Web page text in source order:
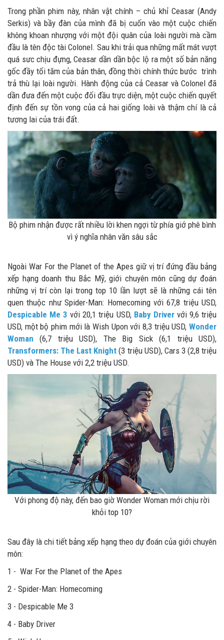
Trong phần phim này, nhân vật chính – chủ khỉ Ceasar (Andy
Serkis) và bầy đàn của mình đã bị cuốn vào một cuộc chiến
không khoan nhượng với một đội quân của loài người mà cầm
đầu là tên độc tài Colonel. Sau khi trải qua những mất mát vượt
quá sưc chịu đựng, Ceasar dần dần bộc lộ ra một số bản năng
gốc đầy tối tăm của bản thân, đồng thời chính thức bước trình
trả thù lại loài người. Hành động của cả Ceasar và Colonel đã
dần đưa đến một cuộc đối đầu trực diện, một cuộc chiến quyết
định đến sự tồn vong của cả hai giống loài và thậm chí là cả
tương lai của trái đất.
Bộ phim nhận được rất nhiều lời khen ngợi từ phía giớ phê bình
vì ý nghĩa nhân văn sâu sắc
Ngoài War For the Planet of the Apes giữ vị trí đứng đầu bảng
xếp hạng doanh thu Bắc Mỹ, giới chuyên môn cũng dự đoán
những vị trí còn lại trong top 10 lần lượt sẽ là những cái tên
quen thuộc như Spider-Man: Homecoming với 67,8 triệu USD,
Despicable Me 3 với 20,1 triệu USD, Baby Drivervới 9,6 triệu
USD, một bộ phim mới là Wish Upon với 8,3 triệu USD, Wonder
Woman (6,7 triệu USD), The Big Sick (6,1 triệu USD),
Transformers: The Last Knight (3 triệu USD), Cars 3 (2,8 triệu
USD) và The House với 2,2 triệu USD.
Với phong độ này, đến bao giờ Wonder Woman mới chịu rời
khỏi top 10?
Sau đây là chi tiết bảng xếp hạng theo dự đoán của giới chuyên
môn:
1 - War For the Planet of the Apes
2 - Spider-Man: Homecoming
3 - Despicable Me 3
4 - Baby Driver